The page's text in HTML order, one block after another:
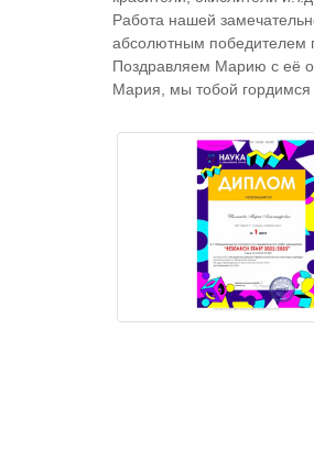
Работа нашей
абсолютным победителем
Поздравляем Марию с её
Мария, мы тобой гордимся